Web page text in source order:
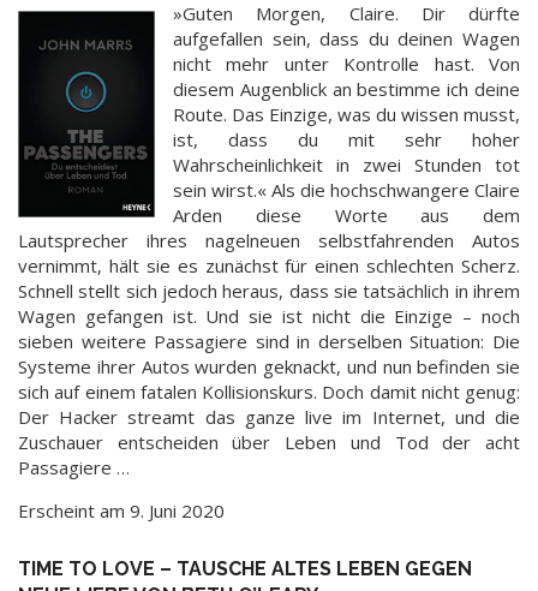
»Guten Morgen, Claire. Dir dürfte
aufgefallen sein, dass du deinen Wagen
nicht mehr unter Kontrolle hast. Von
diesem Augenblick an bestimme ich deine
Route. Das Einzige, was du wissen musst,
ist, dass du mit sehr hoher
Wahrscheinlichkeit in zwei Stunden tot
sein wirst.« Als die hochschwangere Claire
Arden diese Worte aus dem
Lautsprecher ihres nagelneuen selbstfahrenden Autos
vernimmt, hält sie es zunächst für einen schlechten Scherz.
Schnell stellt sich jedoch heraus, dass sie tatsächlich in ihrem
Wagen gefangen ist. Und sie ist nicht die Einzige – noch
sieben weitere Passagiere sind in derselben Situation: Die
Systeme ihrer Autos wurden geknackt, und nun befinden sie
sich auf einem fatalen Kollisionskurs. Doch damit nicht genug:
Der Hacker streamt das ganze live im Internet, und die
Zuschauer entscheiden über Leben und Tod der acht
Passagiere …
Erscheint am 9. Juni 2020
TIME TO LOVE – TAUSCHE ALTES LEBEN GEGEN